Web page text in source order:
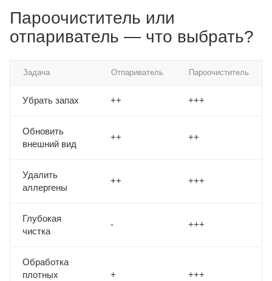
Пароочиститель или
отпариватель — что выбрать?
Задача Отпариватель Пароочиститель
Убрать запах ++ +++
Обновить
внешний вид
++ ++
Удалить
аллергены
++ +++
Глубокая
чистка
- +++
Обработка
плотных
+ +++